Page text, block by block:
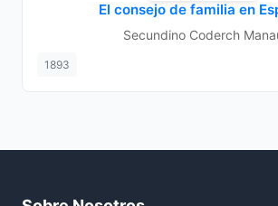
El consejo de familia en
Secundino Coderch
1893